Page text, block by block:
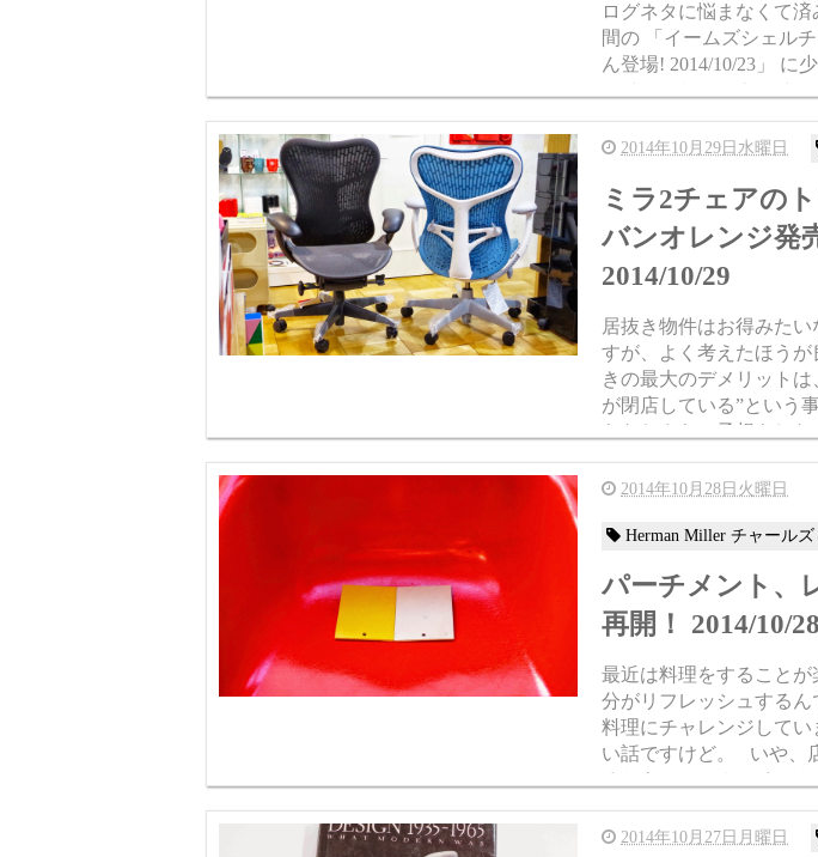
ログネタに悩まなくて済み
間の 「イームズシェル
ん登場! 2014/10/23」 に
ルベースとロッカーベ
すが、もっと詳細な案内
2014年10月29日水曜日
ミラ2チェアの
バンオレンジ発
2014/10/29
居抜き物件はお得みた
すが、よく考えたほうが良
きの最大のデメリット
が閉店している”という
らなおさら。予想もしな
です。 いきなりなに書いてんだって話ですが、
今...2014年10月28日火曜日
Herman Miller チャール
パーチメント、
再開！ 2014/10/28
最近は料理をすることが楽しい
分がリフレッシュする
料理にチャレンジしています。 全然
い話ですけど。 いや、店と関係なくなる日が来
るかも・・・？ さて、 以前からイームズファ
イバーグラスシェ...
2014年10月27日月曜日